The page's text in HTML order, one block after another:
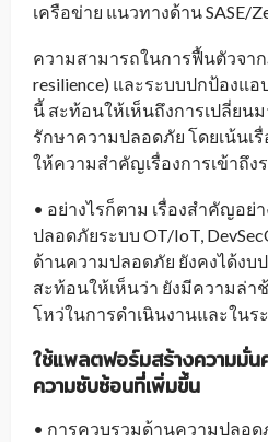
เครือข่าย แนวทางด้าน SASE/
ความสามารถในการฟื้นตัวจาก
resilience) และระบบปกป้องแ
นี้ สะท้อนให้เห็นถึงการเปลี่ยน
รักษาความปลอดภัย โดยเน้นเ
ให้ความสำคัญเรื่องการเข้าถึง
• อย่างไรก็ตาม เรื่องสำคัญอย่
ปลอดภัยระบบ OT/IoT,
ด้านความปลอดภัย ยังคงได้ง
สะท้อนให้เห็นว่า ยังมีความล่า
โหว่ในการดำเนินงานและในร
ใช้แพลตฟอร์มสร้างความมั่น
ความซับซ้อนที่เพิ่มขึ้น
• การควบรวมด้านความปลอด